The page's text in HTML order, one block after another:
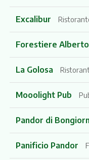
Excalibur
Forestiere Alberto
La Golosa
Mooolight Pub
Pandor di
Panificio Pandor